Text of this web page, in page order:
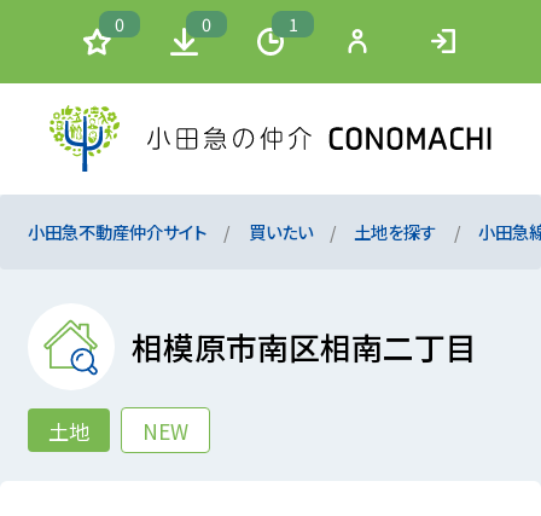
0 0 1
小田急不動産仲介サイト 買いたい 土地を探す 小田急
相模原市南区相南二丁目
土地 NEW